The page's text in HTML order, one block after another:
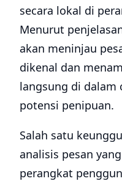
secara lokal di
Menurut
akan meninjau
dikenal dan
langsung di dalam
potensi penipuan.
Salah satu
analisis pesan
perangkat